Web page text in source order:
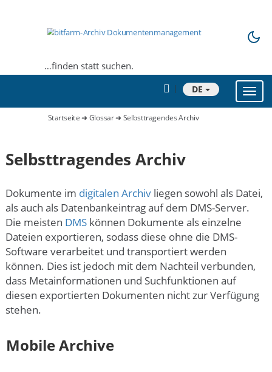
…finden statt suchen.
DE
Startseite➜Glossar➜ Selbsttragendes Archiv
Selbsttragendes Archiv
Dokumente im digitalen Archivliegen sowohl als Datei,
als auch als Datenbankeintrag auf dem DMS-Server.
Die meisten DMSkönnen Dokumente als einzelne
Dateien exportieren, sodass diese ohne die DMS-
Software verarbeitet und transportiert werden
können. Dies ist jedoch mit dem Nachteil verbunden,
dass Meta­informationen und Suchfunktionen auf
diesen exportierten Dokumenten nicht zur Verfügung
stehen.
Mobile Archive